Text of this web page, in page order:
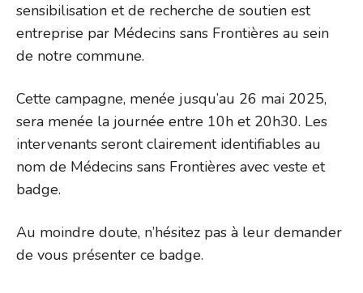
sensibilisation et de recherche de soutien est
entreprise par Médecins sans Frontières au sein
de notre commune.
Cette campagne, menée jusqu’au 26 mai 2025,
sera menée la journée entre 10h et 20h30. Les
intervenants seront clairement identifiables au
nom de Médecins sans Frontières avec veste et
badge.
Au moindre doute, n’hésitez pas à leur demander
de vous présenter ce badge.